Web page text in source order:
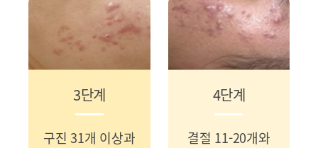
3단계
구진 31개 이상과
4단계
결절 11-20개와